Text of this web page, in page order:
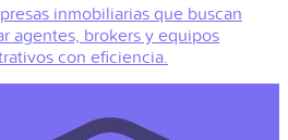
inmobiliarias que buscan
agentes, brokers y equipos
con eficiencia.